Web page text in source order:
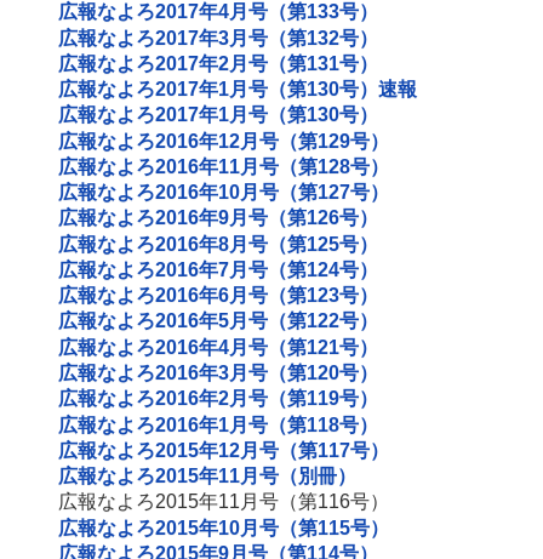
広報なよろ2017年4月号（第133号）
広報なよろ2017年3月号（第132号）
広報なよろ2017年2月号（第131号）
広報なよろ2017年1月号（第130号）速報
広報なよろ2017年1月号（第130号）
広報なよろ2016年12月号（第129号）
広報なよろ2016年11月号（第128号）
広報なよろ2016年10月号（第127号）
広報なよろ2016年9月号（第126号）
広報なよろ2016年8月号（第125号）
広報なよろ2016年7月号（第124号）
広報なよろ2016年6月号（第123号）
広報なよろ2016年5月号（第122号）
広報なよろ2016年4月号（第121号）
広報なよろ2016年3月号（第120号）
広報なよろ2016年2月号（第119号）
広報なよろ2016年1月号（第118号）
広報なよろ2015年12月号（第117号）
広報なよろ2015年11月号（別冊）
広報なよろ2015年11月号（第116号）
広報なよろ2015年10月号（第115号）
広報なよろ2015年9月号（第114号）